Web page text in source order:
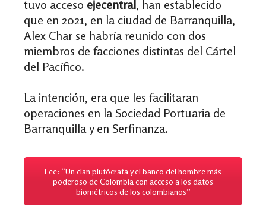
tuvo acceso ejecentral, han establecido
que en 2021, en la ciudad de Barranquilla,
Alex Char se habría reunido con dos
miembros de facciones distintas del Cártel
del Pacífico.
La intención, era que les facilitaran
operaciones en la Sociedad Portuaria de
Barranquilla y en Serfinanza.
Lee: “Un clan plutócrata y el banco del hombre más
poderoso de Colombia con acceso a los datos
biométricos de los colombianos”